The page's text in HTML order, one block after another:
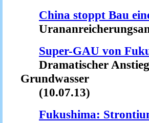
China stoppt Bau
Super-GAU von
Dramatischer
Grundwasser
(10.07.13)
Fukushima: